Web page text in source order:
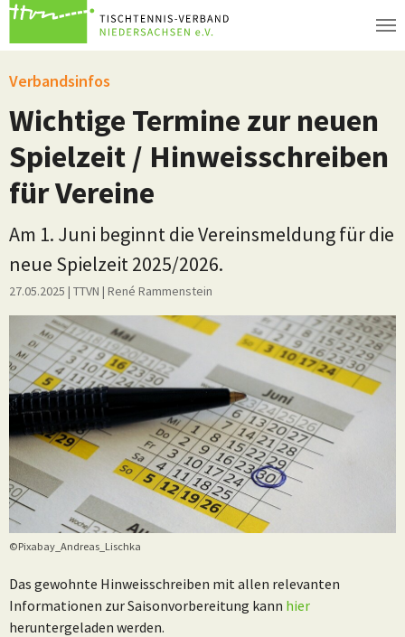
Zum Hauptinhalt springen
Verbandsinfos
Wichtige Termine zur neuen
Spielzeit / Hinweisschreiben
für Vereine
Am 1. Juni beginnt die Vereinsmeldung für die
neue Spielzeit 2025/2026.
27.05.2025 | TTVN | René Rammenstein
©Pixabay_Andreas_Lischka
Das gewohnte Hinweisschreiben mit allen relevanten
Informationen zur Saisonvorbereitung kann hier
heruntergeladen werden.